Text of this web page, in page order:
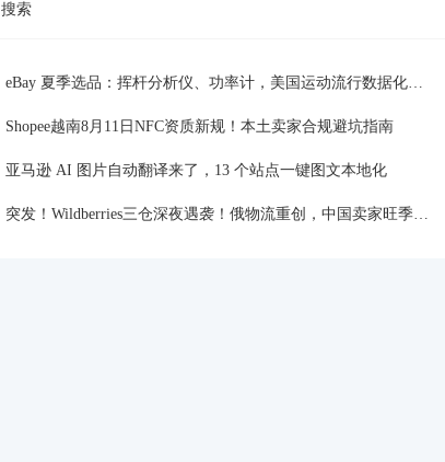
搜索
eBay 夏季选品：挥杆分析仪、功率计，美国运动流行数据化消费
Shopee越南8月11日NFC资质新规！本土卖家合规避坑指南
亚马逊 AI 图片自动翻译来了，13 个站点一键图文本地化
突发！Wildberries三仓深夜遇袭！俄物流重创，中国卖家旺季备货踩雷